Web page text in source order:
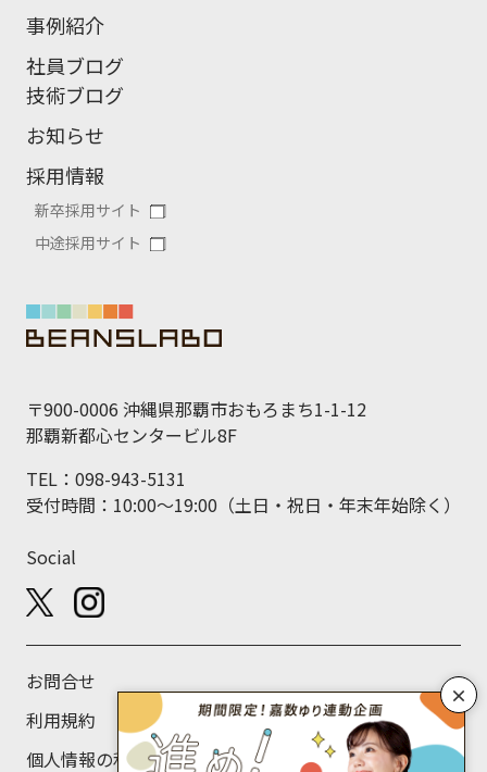
×
事例紹介
社員ブログ
技術ブログ
お知らせ
採用情報
新卒採用サイト
中途採用サイト
〒900-0006 沖縄県那覇市おもろまち1-1-12
那覇新都心センタービル8F
TEL：098-943-5131
受付時間：10:00～19:00（土日・祝日・年末年始除く）
Social
お問合せ
利用規約
個人情報の利用目的について